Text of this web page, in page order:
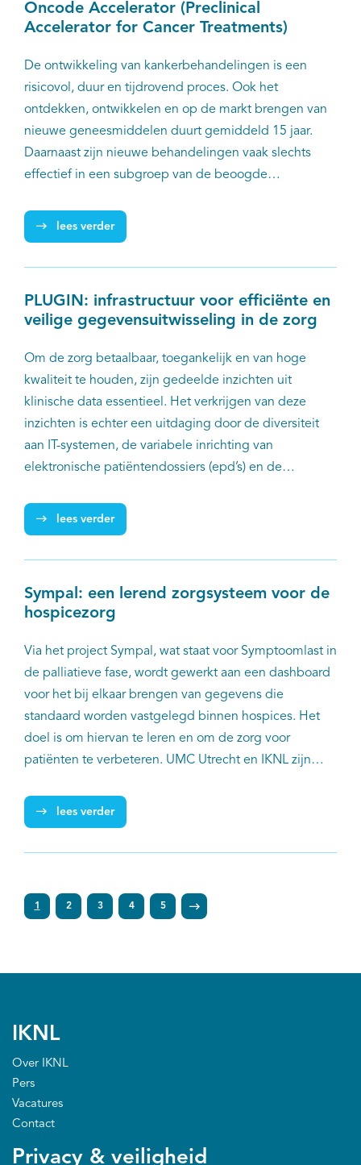
Oncode Accelerator (Preclinical
Accelerator for Cancer Treatments)
De ontwikkeling van kankerbehandelingen is een
risicovol, duur en tijdrovend proces. Ook het
ontdekken, ontwikkelen en op de markt brengen van
nieuwe geneesmiddelen duurt gemiddeld 15 jaar.
Daarnaast zijn nieuwe behandelingen vaak slechts
effectief in een subgroep van de beoogde
kankerbehandelingen ontwikkelen moet daarom
dringend versnellen en verbeteren. Dit is waar in het
lees verder
PLUGIN: infrastructuur voor efficiënte en
veilige gegevensuitwisseling in de zorg
Om de zorg betaalbaar, toegankelijk en van hoge
kwaliteit te houden, zijn gedeelde inzichten uit
klinische data essentieel. Het verkrijgen van deze
inzichten is echter een uitdaging door de diversiteit
aan IT-systemen, de variabele inrichting van
elektronische patiëntendossiers (epd’s) en de
zoals brieven en verslagen. Dit maakt de uitwisseling
en het hergebruiken van data voor veel ziekenhuizen
het secundair gebruik van klinische gegevens
eenvoudiger en efficiënter te maken.
lees verder
Sympal: een lerend zorgsysteem voor de
hospicezorg
Via het project Sympal, wat staat voor Symptoomlast in
de palliatieve fase, wordt gewerkt aan een dashboard
voor het bij elkaar brengen van gegevens die
standaard worden vastgelegd binnen hospices. Het
doel is om hiervan te leren en om de zorg voor
patiënten te verbeteren. UMC Utrecht en IKNL zijn
hierin duurzaam samen met Associatie Hospicezorg
Nederland (AHzN), Stichting PZNL en Madenco eZorg.
lees verder
1 2 3 4 5
IKNL
Over IKNL
Pers
Vacatures
Contact
Privacy & veiligheid